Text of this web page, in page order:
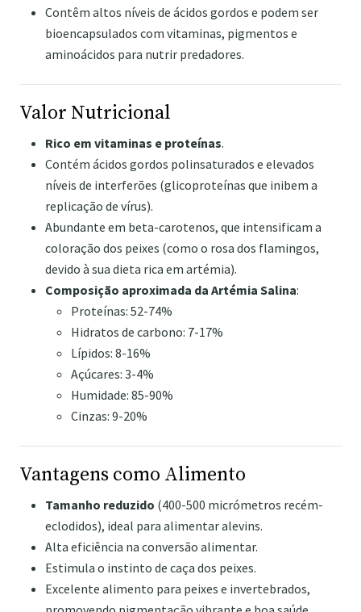
Contêm altos níveis de ácidos gordos e podem ser
bioencapsulados com vitaminas, pigmentos e
aminoácidos para nutrir predadores.
Valor Nutricional
Rico em vitaminas e proteínas.
Contém ácidos gordos polinsaturados e elevados
níveis de interferões (glicoproteínas que inibem a
replicação de vírus).
Abundante em beta-carotenos, que intensificam a
coloração dos peixes (como o rosa dos flamingos,
devido à sua dieta rica em artémia).
Composição aproximada da Artémia Salina:
Proteínas: 52-74%
Hidratos de carbono: 7-17%
Lípidos: 8-16%
Açúcares: 3-4%
Humidade: 85-90%
Cinzas: 9-20%
Vantagens como Alimento
Tamanho reduzido (400-500 micrómetros recém-
eclodidos), ideal para alimentar alevins.
Alta eficiência na conversão alimentar.
Estimula o instinto de caça dos peixes.
Excelente alimento para peixes e invertebrados,